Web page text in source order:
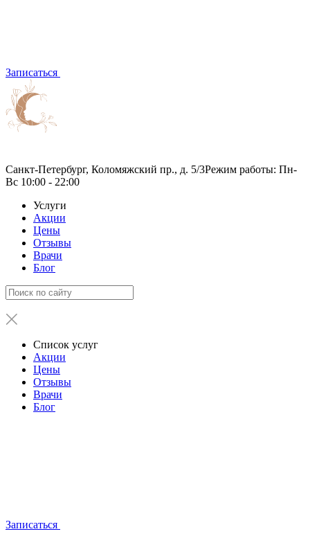
Записаться
Санкт-Петербург, Коломяжский пр., д. 5/3Режим работы: Пн-
Вс 10:00 - 22:00
Услуги
Акции
Цены
Отзывы
Врачи
Блог
Список услуг
Акции
Цены
Отзывы
Врачи
Блог
Записаться